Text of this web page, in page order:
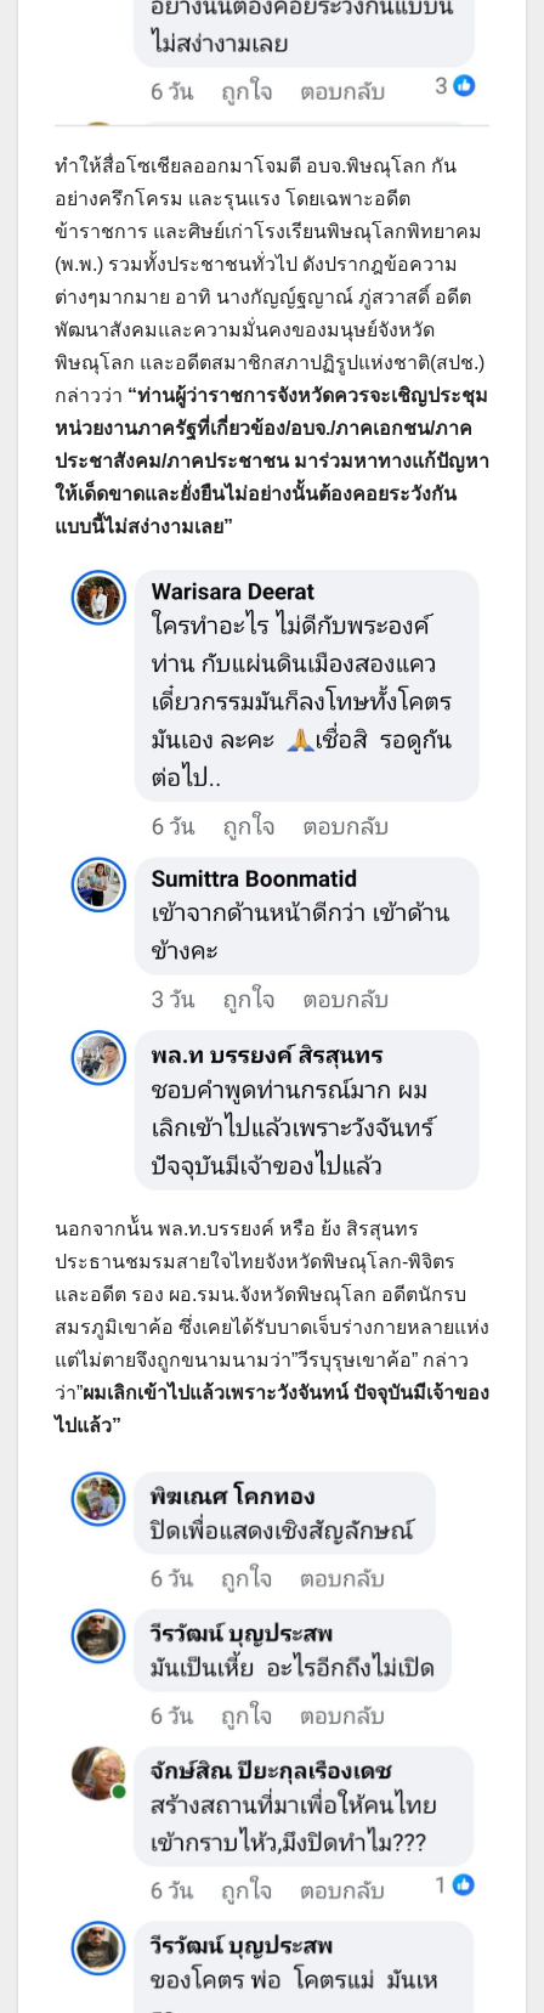
ทำให้สื่อโซเชียลออกมาโจมตี อบจ.พิษณุโลก กัน
อย่างครึกโครม และรุนแรง โดยเฉพาะอดีต
ข้าราชการ และศิษย์เก่าโรงเรียนพิษณุโลกพิทยาคม
(พ.พ.) รวมทั้งประชาชนทั่วไป ดังปรากฎข้อความ
ต่างๆมากมาย อาทิ นางกัญญ์ฐญาณ์ ภู่สวาสดิ์ อดีต
พัฒนาสังคมและความมั่นคงของมนุษย์จังหวัด
พิษณุโลก และอดีตสมาชิกสภาปฏิรูปแห่งชาติ(สปช.)
กล่าวว่า “ท่านผู้ว่าราชการจังหวัดควรจะเชิญประชุม
หน่วยงานภาครัฐที่เกี่ยวข้อง/อบจ./ภาคเอกชน/ภาค
ประชาสังคม/ภาคประชาชน มาร่วมหาทางแก้ปัญหา
ให้เด็ดขาดและยั่งยืนไม่อย่างนั้นต้องคอยระวังกัน
แบบนี้ไม่สง่างามเลย”
นอกจากน้้น พล.ท.บรรยงค์ หรือ ย้ง สิรสุนทร
ประธานชมรมสายใจไทยจังหวัดพิษณุโลก-พิจิตร
และอดีต รอง ผอ.รมน.จังหวัดพิษณุโลก อดีตนักรบ
สมรภูมิเขาค้อ ซึ่งเคยได้รับบาดเจ็บร่างกายหลายแห่ง
แต่ไม่ตายจึงถูกขนามนามว่า”วีรบุรุษเขาค้อ” กล่าว
ว่า”ผมเลิกเข้าไปแล้วเพราะวังจันทน์ ปัจจุบันมีเจ้าของ
ไปแล้ว”